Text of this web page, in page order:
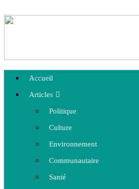
Accueil
Articles
Politique
Culture
Environnement
Communautaire
Santé